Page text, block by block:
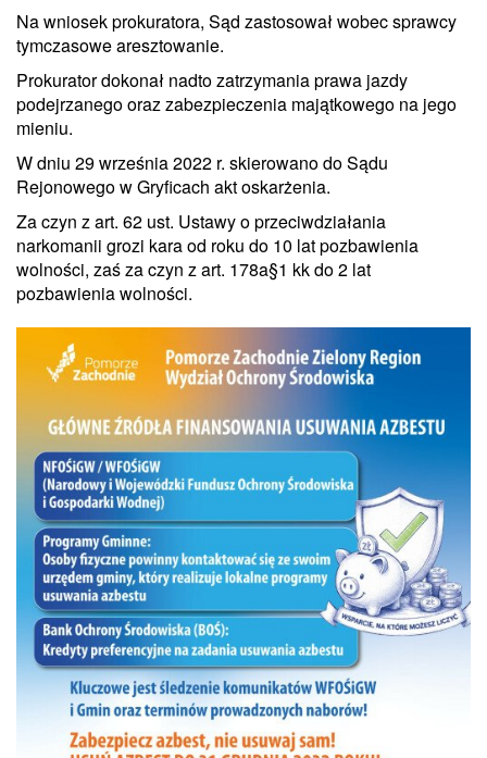
Na wniosek prokuratora, Sąd zastosował wobec sprawcy
tymczasowe aresztowanie.
Prokurator dokonał nadto zatrzymania prawa jazdy
podejrzanego oraz zabezpieczenia majątkowego na jego
mieniu.
W dniu 29 września 2022 r. skierowano do Sądu
Rejonowego w Gryficach akt oskarżenia.
Za czyn z art. 62 ust. Ustawy o przeciwdziałania
narkomanii grozi kara od roku do 10 lat pozbawienia
wolności, zaś za czyn z art. 178a§1 kk do 2 lat
pozbawienia wolności.